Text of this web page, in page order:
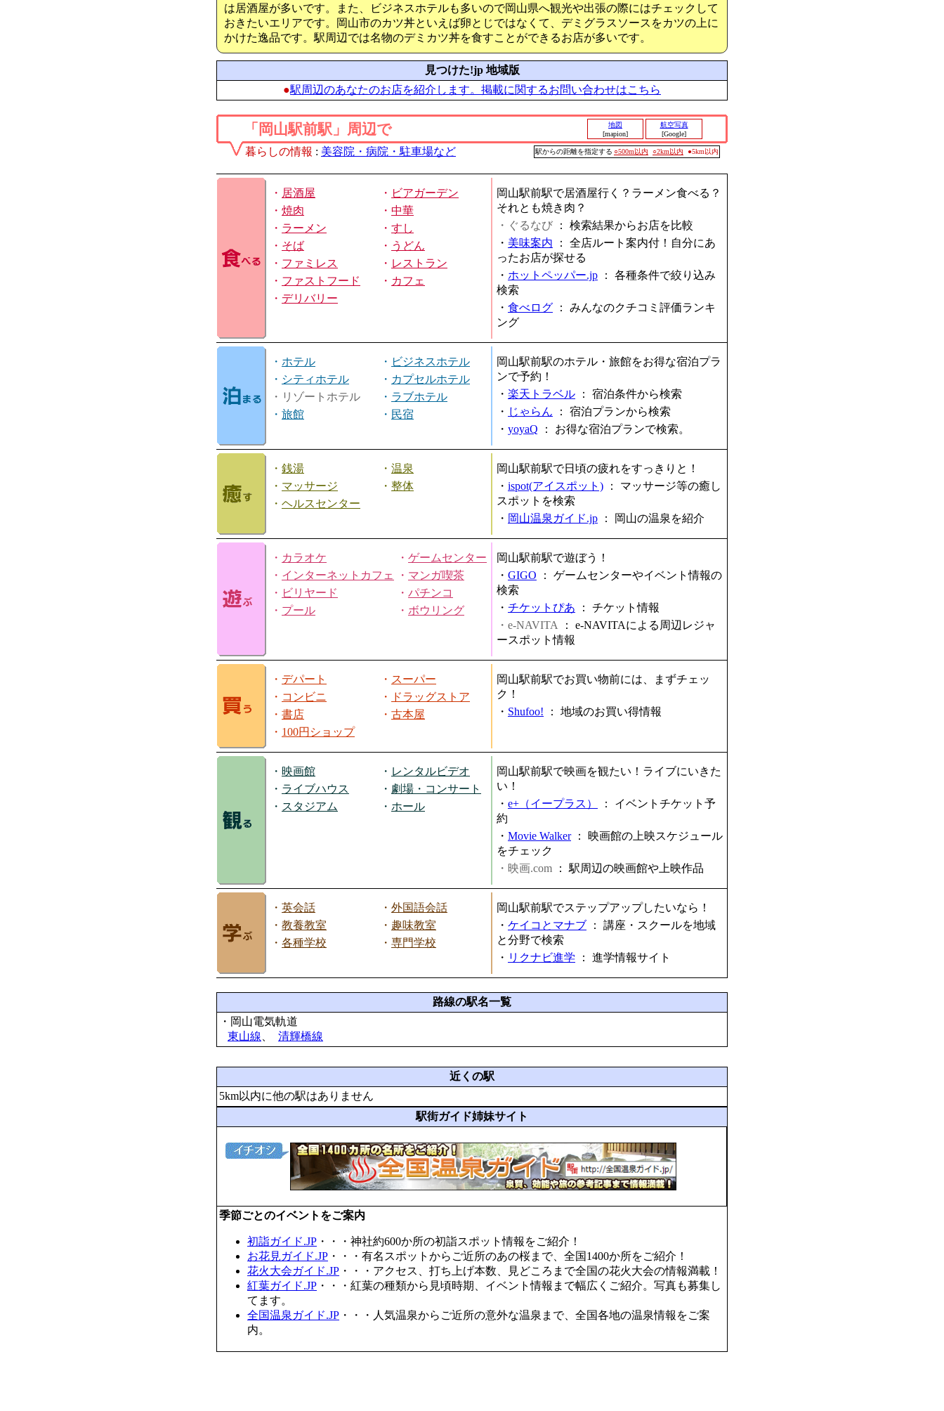
は居酒屋が多いです。また、ビジネスホテルも多いので岡山県へ観光や出張の際にはチェックして
おきたいエリアです。岡山市のカツ丼といえば卵とじではなくて、デミグラスソースをカツの上に
かけた逸品です。駅周辺では名物のデミカツ丼を食すことができるお店が多いです。
見つけた!jp 地域版
●駅周辺のあなたのお店を紹介します。掲載に関するお問い合わせはこちら
「岡山駅前駅」周辺で
地図
[mapion]
航空写真
[Google]
暮らしの情報 : 美容院・病院・駐車場など 駅からの距離を指定する ○500m以内 ○2km以内 ●5km以内
・ 居酒屋 ・ ビアガーデン
・ 焼肉 ・ 中華
・ ラーメン ・ すし
・ そば ・ うどん
・ ファミレス ・ レストラン
・ ファストフード ・ カフェ
・ デリバリー
岡山駅前駅で居酒屋行く？ラーメン食べる？
それとも焼き肉？
・ぐるなび ： 検索結果からお店を比較
・ 美味案内 ： 全店ルート案内付！自分にあ
ったお店が探せる
・ ホットペッパー.jp ： 各種条件で絞り込み
検索
・ 食べログ ： みんなのクチコミ評価ランキ
ング
・ ホテル ・ ビジネスホテル
・ シティホテル ・ カプセルホテル
・リゾートホテル
・ ラブホテル
・ 旅館 ・ 民宿
岡山駅前駅のホテル・旅館をお得な宿泊プラ
ンで予約！
・ 楽天トラベル ： 宿泊条件から検索
・ じゃらん ： 宿泊プランから検索
・ yoyaQ ： お得な宿泊プランで検索。
・ 銭湯 ・ 温泉
・ マッサージ ・ 整体
・ ヘルスセンター
岡山駅前駅で日頃の疲れをすっきりと！
・ ispot(アイスポット) ： マッサージ等の癒し
スポットを検索
・ 岡山温泉ガイド.jp ： 岡山の温泉を紹介
・ カラオケ ・ ゲームセンター
・ インターネットカフェ ・ マンガ喫茶
・ ビリヤード ・ パチンコ
・ プール ・ ボウリング
岡山駅前駅で遊ぼう！
・ GIGO ： ゲームセンターやイベント情報の
検索
・ チケットぴあ ： チケット情報
・e-NAVITA
： e-NAVITAによる周辺レジャ
ースポット情報
・ デパート ・ スーパー
・ コンビニ ・
ドラッグストア
・ 書店 ・ 古本屋
・ 100円ショップ
岡山駅前駅でお買い物前には、まずチェッ
ク！
・ Shufoo! ： 地域のお買い得情報
・ 映画館 ・ レンタルビデオ
・ ライブハウス ・ 劇場・コンサート
・ スタジアム ・ ホール
岡山駅前駅で映画を観たい！ライブにいきた
い！
・ e+（イープラス） ： イベントチケット予
約
・ Movie Walker： 映画館の上映スケジュール
をチェック
・映画.com ： 駅周辺の映画館や上映作品
・ 英会話 ・ 外国語会話
・ 教養教室 ・ 趣味教室
・ 各種学校 ・ 専門学校
岡山駅前駅でステップアップしたいなら！
・ ケイコとマナブ ： 講座・スクールを地域
と分野で検索
・ リクナビ進学 ： 進学情報サイト
路線の駅名一覧
・岡山電気軌道
東山線
清輝橋線
近くの駅
5km以内に他の駅はありません
駅街ガイド姉妹サイト
季節ごとのイベントをご案内
初詣ガイド.JP ・・・神社約600か所の初詣スポット情報をご紹介！
お花見ガイド.JP ・・・有名スポットからご近所のあの桜まで、全国1400か所をご紹介！
花火大会ガイド.JP ・・・アクセス、打ち上げ本数、見どころまで全国の花火大会の情報満載！
紅葉ガイド.JP ・・・紅葉の種類から見頃時期、イベント情報まで幅広くご紹介。写真も募集し
てます。
全国温泉ガイド.JP ・・・人気温泉からご近所の意外な温泉まで、全国各地の温泉情報をご案
内。